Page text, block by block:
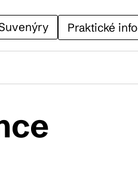
Praktické info